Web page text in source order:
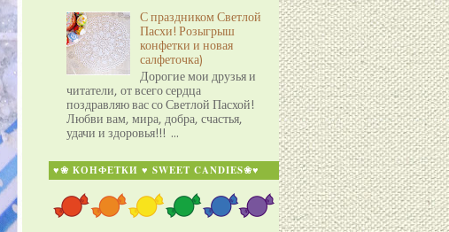
С праздником Светлой
Пасхи! Розыгрыш
конфетки и новая
салфеточка)
Дорогие мои друзья и
читатели, от всего сердца
поздравляю вас со Светлой Пасхой!
Любви вам, мира, добра, счастья,
удачи и здоровья!!! ...
♥❀ КОНФЕТКИ ♥ SWEET CANDIES❀♥